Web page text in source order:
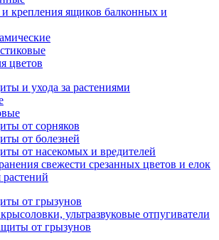
крепления ящиков балконных и
цветов
и ухода за растениями
от сорняков
от болезней
от насекомых и вредителей
свежести срезанных цветов и елок
от грызунов
ультразвуковые отпугиватели
от грызунов